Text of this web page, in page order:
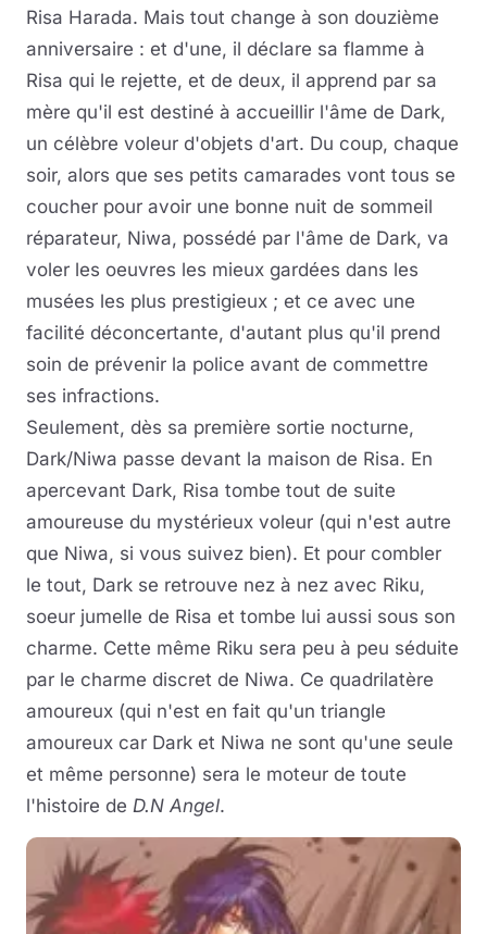
Risa Harada. Mais tout change à son douzième
anniversaire : et d'une, il déclare sa flamme à
Risa qui le rejette, et de deux, il apprend par sa
mère qu'il est destiné à accueillir l'âme de Dark,
un célèbre voleur d'objets d'art. Du coup, chaque
soir, alors que ses petits camarades vont tous se
coucher pour avoir une bonne nuit de sommeil
réparateur, Niwa, possédé par l'âme de Dark, va
voler les oeuvres les mieux gardées dans les
musées les plus prestigieux ; et ce avec une
facilité déconcertante, d'autant plus qu'il prend
soin de prévenir la police avant de commettre
ses infractions.
Seulement, dès sa première sortie nocturne,
Dark/Niwa passe devant la maison de Risa. En
apercevant Dark, Risa tombe tout de suite
amoureuse du mystérieux voleur (qui n'est autre
que Niwa, si vous suivez bien). Et pour combler
le tout, Dark se retrouve nez à nez avec Riku,
soeur jumelle de Risa et tombe lui aussi sous son
charme. Cette même Riku sera peu à peu séduite
par le charme discret de Niwa. Ce quadrilatère
amoureux (qui n'est en fait qu'un triangle
amoureux car Dark et Niwa ne sont qu'une seule
et même personne) sera le moteur de toute
l'histoire de D.N Angel.